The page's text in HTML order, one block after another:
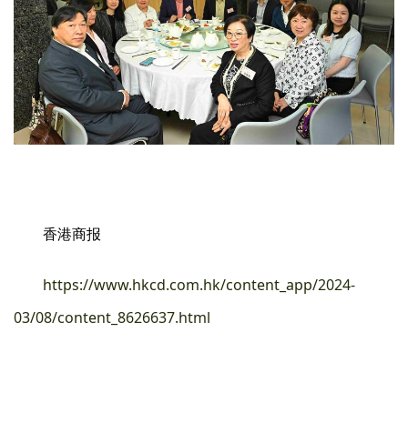
香港商报
https://www.hkcd.com.hk/content_app/2024-
03/08/content_8626637.html